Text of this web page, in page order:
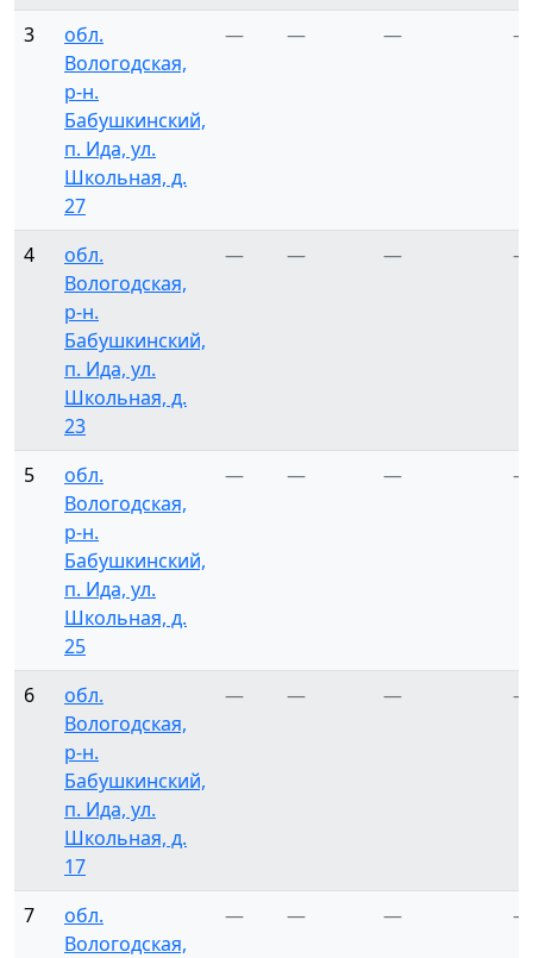
3
обл.
Вологодская,
р-н.
Бабушкинский,
п. Ида, ул.
Школьная, д.
27
— — — —
4
обл.
Вологодская,
р-н.
Бабушкинский,
п. Ида, ул.
Школьная, д.
23
— — — —
5
обл.
Вологодская,
р-н.
Бабушкинский,
п. Ида, ул.
Школьная, д.
25
— — — —
6
обл.
Вологодская,
р-н.
Бабушкинский,
п. Ида, ул.
Школьная, д.
17
— — — —
7
обл.
Вологодская,
— — — —